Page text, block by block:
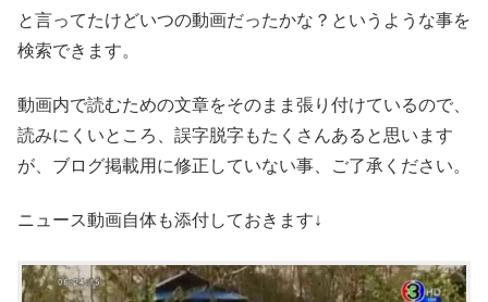
と言ってたけどいつの動画だったかな？というような事を
検索できます。
動画内で読むための文章をそのまま張り付けているので、
読みにくいところ、誤字脱字もたくさんあると思います
が、ブログ掲載用に修正していない事、ご了承ください。
ニュース動画自体も添付しておきます↓